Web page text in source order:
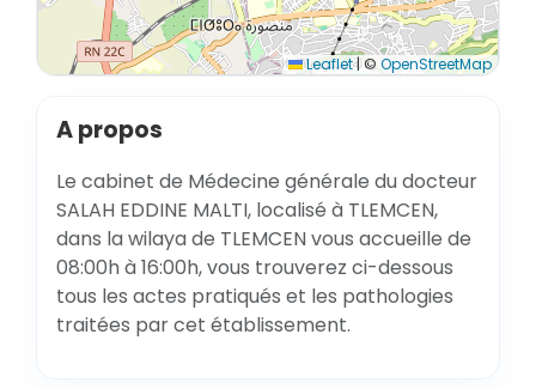
Leaflet|©OpenStreetMap
A propos
Le cabinet de Médecine générale du docteur
SALAH EDDINE MALTI, localisé à TLEMCEN,
dans la wilaya de TLEMCEN vous accueille de
08:00h à 16:00h, vous trouverez ci-dessous
tous les actes pratiqués et les pathologies
traitées par cet établissement.